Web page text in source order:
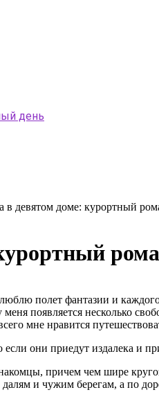
день
в девятом доме: курортный
полет фантазии и
появляется несколько
мне нравится
они приедут издалека и
причем чем шире
и чужим берегам, а по